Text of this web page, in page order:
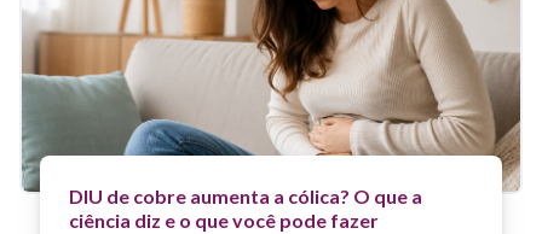
DIU de cobre aumenta a cólica? O que a
ciência diz e o que você pode fazer